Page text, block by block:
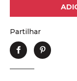
Partilhar
Partilhe